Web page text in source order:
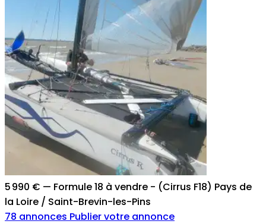
5 990 € — Formule 18 à vendre - (Cirrus F18) Pays de
la Loire / Saint-Brevin-les-Pins
78 annonces Publier votre annonce